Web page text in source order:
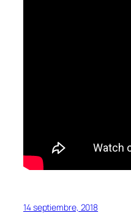
14 septiembre, 2018